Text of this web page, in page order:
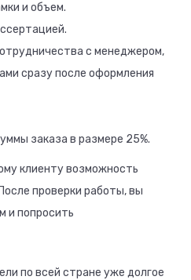
и объем.
с менеджером,
сразу после оформления
заказа в размере 25%.
клиенту возможность
проверки работы, вы
и попросить
по всей стране уже долгое